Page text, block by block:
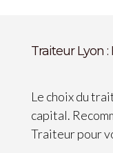
Traiteur Lyon
Le choix du
capital.
Traiteur pour